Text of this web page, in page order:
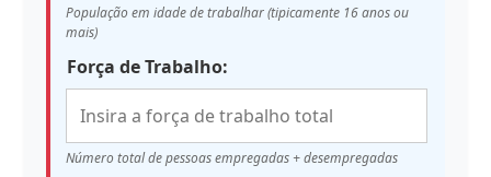
População em idade de trabalhar (tipicamente 16 anos ou
mais)
Força de Trabalho:
Número total de pessoas empregadas + desempregadas